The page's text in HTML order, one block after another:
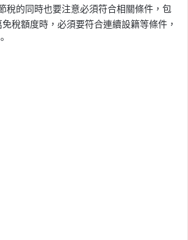
稅的同時也要注意必須符合相關條件，包
稅額度時，必須要符合連續設籍等條件，